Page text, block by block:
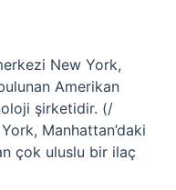
New York,
Amerikan
şirketidir. (/
Manhattan’daki
çok uluslu bir ilaç